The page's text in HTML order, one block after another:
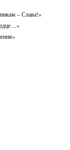
– Слава!»